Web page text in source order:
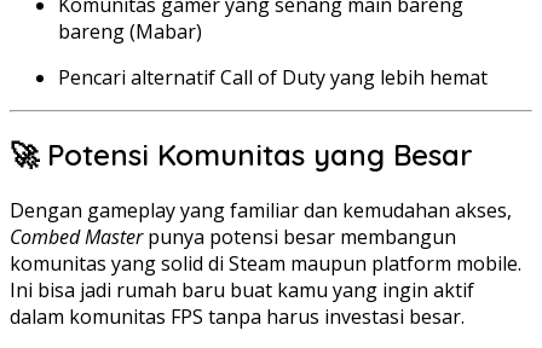
Komunitas gamer yang senang main bareng
bareng (Mabar)
Pencari alternatif Call of Duty yang lebih hemat
🚀 Potensi Komunitas yang Besar
Dengan gameplay yang familiar dan kemudahan akses,
Combed Masterpunya potensi besar membangun
komunitas yang solid di Steam maupun platform mobile.
Ini bisa jadi rumah baru buat kamu yang ingin aktif
dalam komunitas FPS tanpa harus investasi besar.